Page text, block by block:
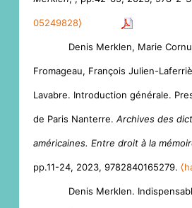
05249828⟩
Denis Merklen, Marie
Fromageau, François Julien-
Lavabre. Introduction générale.
de Paris Nanterre. Archives des
américaines. Entre droit à la
pp.11-24, 2023, 9782840165279.
Denis Merklen.